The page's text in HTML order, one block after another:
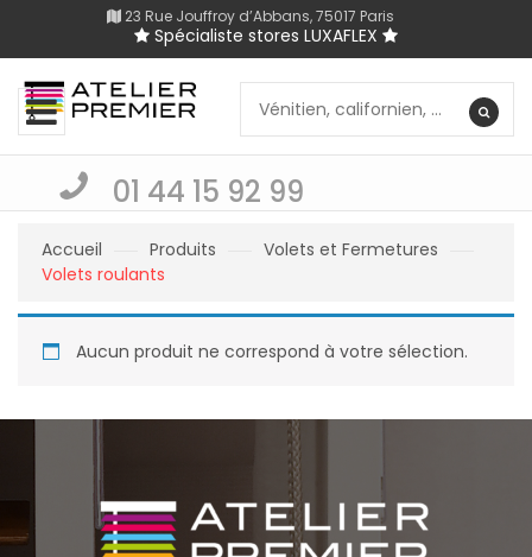
23 Rue Jouffroy d’Abbans, 75017 Paris
Spécialiste stores LUXAFLEX
01 44 15 92 99
Accueil Produits
Volets et Fermetures
Volets roulants
Aucun produit ne correspond à votre sélection.